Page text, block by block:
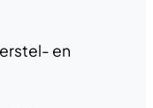
en